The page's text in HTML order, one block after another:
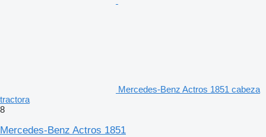
Mercedes-Benz Actros 1851 cabeza
tractora
8
Mercedes-Benz Actros 1851